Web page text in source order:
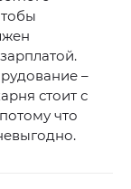
–
стоит с
что